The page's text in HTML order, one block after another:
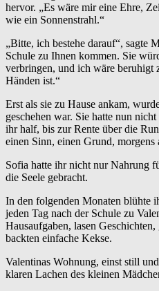
hervor. „Es wäre mir eine Ehre,
wie ein Sonnenstrahl.“
„Bitte, ich bestehe darauf“, sagte
Schule zu Ihnen kommen. Sie
verbringen, und ich wäre beruhigt
Händen ist.“
Erst als sie zu Hause ankam,
geschehen war. Sie hatte nun
ihr half, bis zur Rente über die
einen Sinn, einen Grund, morgens
Sofia hatte ihr nicht nur Nahrung
die Seele gebracht.
In den folgenden Monaten blühte
jeden Tag nach der Schule zu
Hausaufgaben, lasen
backten einfache Kekse.
Valentinas Wohnung, einst still
klaren Lachen des kleinen